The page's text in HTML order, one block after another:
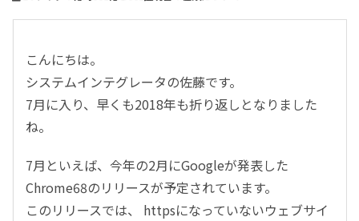
こんにちは。
システムインテグレータの佐藤です。
7月に入り、早くも2018年も折り返しとなりました
ね。
7月といえば、今年の2月にGoogleが発表した
Chrome68のリリースが予定されています。
このリリースでは、 httpsになっていないウェブサイ